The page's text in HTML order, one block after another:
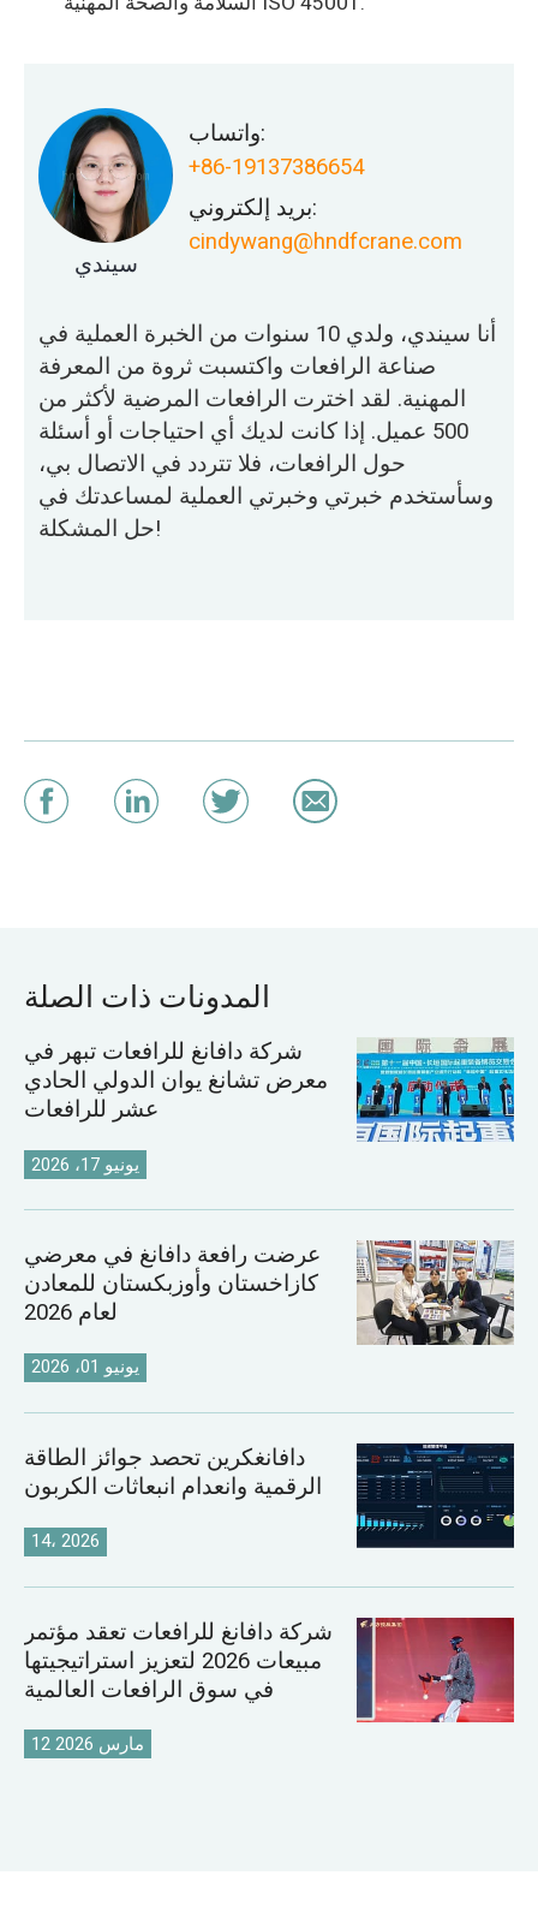
سيندي
واتساب:
+86-19137386654
بريد إلكتروني:
cindywang@hndfcrane.com
أنا سيندي، ولدي 10 سنوات من الخبرة العملية في
صناعة الرافعات واكتسبت ثروة من المعرفة
المهنية. لقد اخترت الرافعات المرضية لأكثر من
500 عميل. إذا كانت لديك أي احتياجات أو أسئلة
حول الرافعات، فلا تتردد في الاتصال بي،
وسأستخدم خبرتي وخبرتي العملية لمساعدتك في
حل المشكلة!
المدونات ذات الصلة
شركة دافانغ للرافعات تبهر في
معرض تشانغ يوان الدولي الحادي
عشر للرافعات
يونيو 17، 2026
عرضت رافعة دافانغ في معرضي
كازاخستان وأوزبكستان للمعادن
لعام 2026
يونيو 01، 2026
دافانغكرين تحصد جوائز الطاقة
الرقمية وانعدام انبعاثات الكربون
14، 2026
شركة دافانغ للرافعات تعقد مؤتمر
مبيعات 2026 لتعزيز استراتيجيتها
في سوق الرافعات العالمية
12 مارس 2026